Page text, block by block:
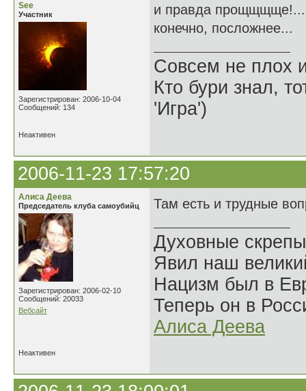
See
Участник
Зарегистрирован: 2006-10-04
Сообщений: 134
и правда прощщщще!...
конечно, посложнее...
Совсем не плох
Кто бури знал,
'Игра')
Неактивен
2006-11-23 17:57:20
Алиса Деева
Председатель клуба самоубийц
Зарегистрирован: 2006-02-10
Сообщений: 20033
Вебсайт
Там есть и трудные
Духовные
Явил наш
Нацизм был в
Теперь он в
Алиса Деева
Неактивен